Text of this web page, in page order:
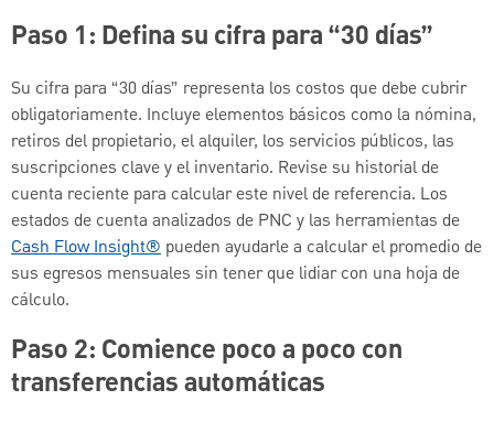
Paso 1: Defina su cifra para “30 días”
Su cifra para “30 días” representa los costos que debe cubrir
obligatoriamente. Incluye elementos básicos como la nómina,
retiros del propietario, el alquiler, los servicios públicos, las
suscripciones clave y el inventario. Revise su historial de
cuenta reciente para calcular este nivel de referencia. Los
estados de cuenta analizados de PNC y las herramientas de
Cash Flow Insight® pueden ayudarle a calcular el promedio de
sus egresos mensuales sin tener que lidiar con una hoja de
cálculo.
Paso 2: Comience poco a poco con
transferencias automáticas